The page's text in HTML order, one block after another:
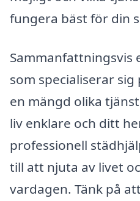
fungera bäst för din
Sammanfattningsvis
som specialiserar sig
en mängd olika
liv enklare och ditt
professionell
till att njuta av livet
vardagen. Tänk på